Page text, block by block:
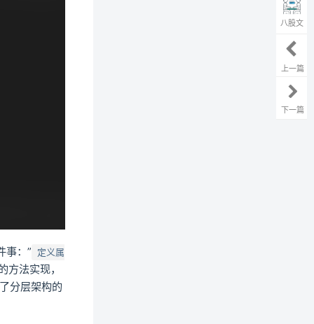
事：” 定义属
法实现，
分层架构的
八股文
上一篇
下一篇